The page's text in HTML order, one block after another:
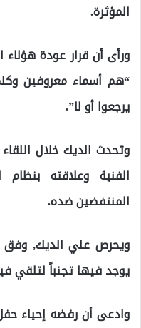
المؤثرة.
ورأى أن قرار عودة
“هم أسماء معروفين
يرجعوا أو لا”.
وتحدث الديك خلال
الفنية وعلاقته
المنتفضين ضده.
ويحرص علي الديك, وفق
يوجد فيها تجنباً لتلقي
وادعى أن رفضه إحياء